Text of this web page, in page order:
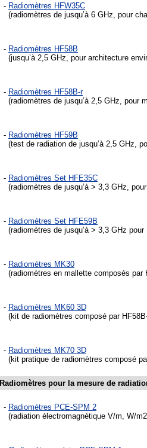
- Radiomètres HFW35C
(radiomètres de jusqu’à 6 GHz, pour
- Radiomètres HF58B
(jusqu’à 2,5 GHz, pour architecture
- Radiomètres HF58B-r
(radiomètres de jusqu’à 2,5 GHz, pour
- Radiomètres HF59B
(test de radiation de jusqu’à 2,5 GHz,
- Radiomètres Set HFE35C
(radiomètres de jusqu’à > 3,3 GHz,
- Radiomètres Set HFE59B
(radiomètres de jusqu’à > 3,3 GHz
- Radiomètres MK30
(radiomètres en mallette composés
- Radiomètres MK60 3D
(kit de radiomètres composé par
- Radiomètres MK70 3D
(kit pratique de radiomètres composé
Radiomètres pour la mesure de
- Radiomètres PCE-SPM 2
(radiation électromagnétique V/m, W/